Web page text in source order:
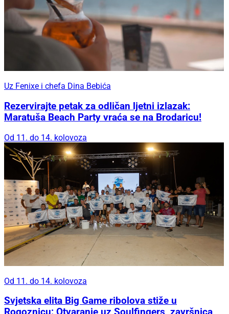
Uz Fenixe i chefa Dina Bebića
Rezervirajte petak za odličan ljetni izlazak:
Maratuša Beach Party vraća se na Brodaricu!
Od 11. do 14. kolovoza
Od 11. do 14. kolovoza
Svjetska elita Big Game ribolova stiže u